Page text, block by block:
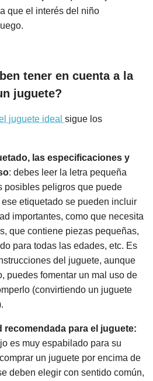
que el interés del niño
tener en cuenta a la
juguete?
juguete ideal sigue los
las especificaciones y
: debes leer la letra pequeña
posibles peligros que puede
etiquetado se pueden incluir
importantes, como que necesita
que contiene piezas pequeñas,
para todas las edades, etc. Es
del juguete, aunque
puedes fomentar un mal uso de
(convirtiendo un juguete
recomendada para el juguete:
es muy espabilado para su
un juguete por encima de
deben elegir con sentido común,